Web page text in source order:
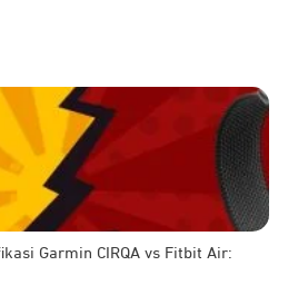
Garmin CIRQA vs Fitbit Air: